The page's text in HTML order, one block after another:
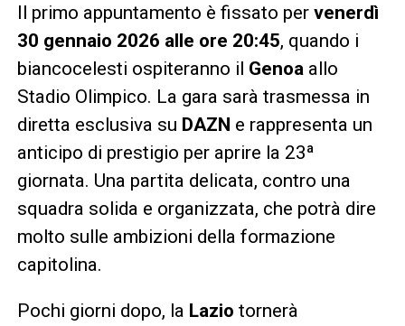
Il primo appuntamento è fissato per venerdì
30 gennaio 2026 alle ore 20:45, quando i
biancocelesti ospiteranno il Genoaallo
Stadio Olimpico. La gara sarà trasmessa in
diretta esclusiva su DAZN e rappresenta un
anticipo di prestigio per aprire la 23ª
giornata. Una partita delicata, contro una
squadra solida e organizzata, che potrà dire
molto sulle ambizioni della formazione
capitolina.
Pochi giorni dopo, la Lazio tornerà